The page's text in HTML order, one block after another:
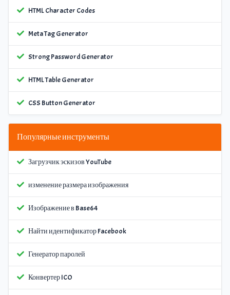
HTML Character Codes
Meta Tag Generator
Strong Password Generator
HTML Table Generator
CSS Button Generator
Популярные инструменты
Загрузчик эскизов YouTube
изменение размера изображения
Изображение в Base64
Найти идентификатор Facebook
Генератор паролей
Конвертер ICO